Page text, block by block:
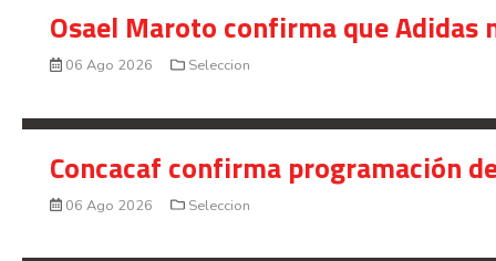
Osael Maroto confirma que Adidas
06 Ago 2026 Seleccion
Concacaf confirma programación
06 Ago 2026 Seleccion